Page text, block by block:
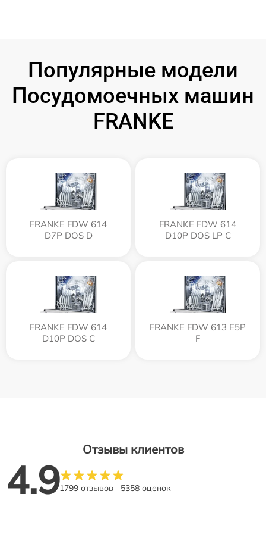
Популярные модели
Посудомоечных машин
FRANKE
FRANKE FDW 614
D7P DOS D
FRANKE FDW 614
D10P DOS LP C
FRANKE FDW 614
D10P DOS C
FRANKE FDW 613 E5P
F
Отзывы клиентов
4.91799 отзывов 5358 оценок